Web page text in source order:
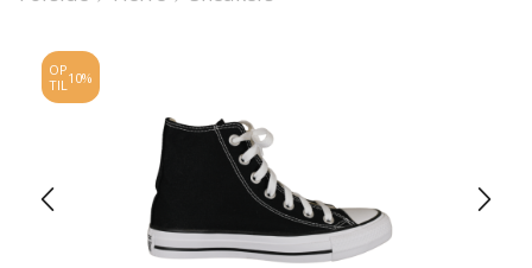
OP
TIL10%